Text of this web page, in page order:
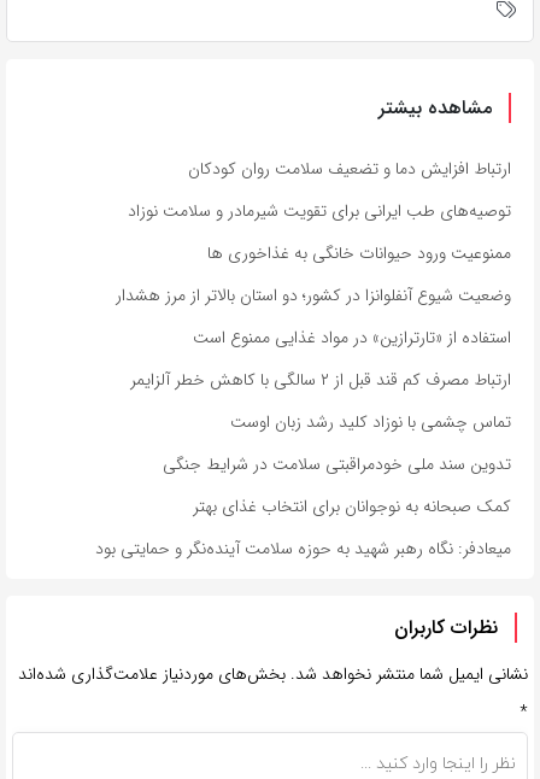
مشاهده بیشتر
ارتباط افزایش دما و تضعیف سلامت روان کودکان
توصیه‌های طب ایرانی برای تقویت شیرمادر و سلامت نوزاد
ممنوعیت ورود حیوانات خانگی به غذاخوری ها
وضعیت شیوع آنفلوانزا در کشور؛ دو استان بالاتر از مرز هشدار
استفاده از «تارترازین» در مواد غذایی ممنوع است
ارتباط مصرف کم قند قبل از ۲ سالگی با کاهش خطر آلزایمر
تماس چشمی با نوزاد کلید رشد زبان اوست
تدوین سند ملی خودمراقبتی سلامت در شرایط جنگی
کمک صبحانه به نوجوانان برای انتخاب غذای بهتر
میعادفر: نگاه رهبر شهید به حوزه سلامت آینده‌نگر و حمایتی بود
نظرات کاربران
نشانی ایمیل شما منتشر نخواهد شد. بخش‌های موردنیاز علامت‌گذاری شده‌اند
*